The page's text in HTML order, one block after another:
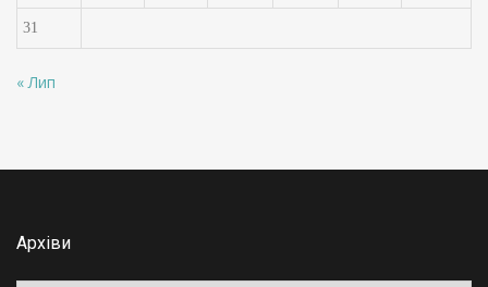
31
« Лип
Архіви